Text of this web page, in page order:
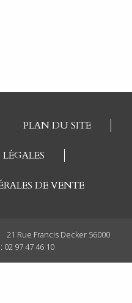
PLAN DU SITE
DE VENTE
21 Rue Francis Decker 56000
02 97 47 46 10